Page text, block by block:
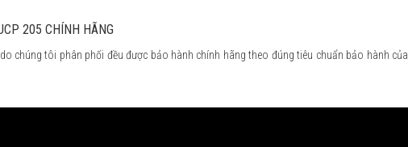
205 CHÍNH HÃNG
chúng tôi phân phối đều được bảo hành chính hãng theo đúng tiêu chuẩn bảo hành của